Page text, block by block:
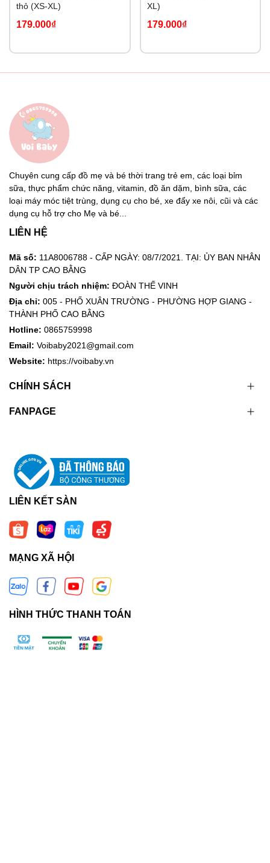
thỏ (XS-XL)
179.000₫
XL)
179.000₫
Chuyên cung cấp đồ mẹ và bé thời trang trẻ em, các loại bỉm
sữa, thực phẩm chức năng, vitamin, đồ ăn dặm, bình sữa, các
loại máy móc tiệt trùng, dụng cụ cho bé, xe đẩy xe nôi, cũi và các
dụng cụ hỗ trợ cho Mẹ và bé...
LIÊN HỆ
Mã số: 11A8006788 - CẤP NGÀY: 08/7/2021. TẠI: ỦY BAN NHÂN
DÂN TP CAO BẰNG
Người chịu trách nhiệm: ĐOÀN THẾ VINH
Địa chỉ: 005 - PHỐ XUÂN TRƯỜNG - PHƯỜNG HỢP GIANG -
THÀNH PHỐ CAO BẰNG
Hotline: 0865759998
Email: Voibaby2021@gmail.com
Website: https://voibaby.vn
CHÍNH SÁCH
FANPAGE
LIÊN KẾT SÀN
MẠNG XÃ HỘI
HÌNH THỨC THANH TOÁN